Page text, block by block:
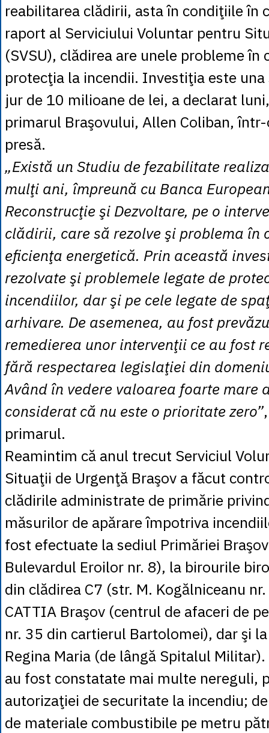
reabilitarea clădirii, asta în condiţiile în
raport al Serviciului Voluntar pentru
(SVSU), clădirea are unele probleme în
protecţia la incendii. Investiţia este
jur de 10 milioane de lei, a declarat
primarul Braşovului, Allen Coliban,
presă.
„Există un Studiu de fezabilitate
mulţi ani, împreună cu Banca
Reconstrucţie şi Dezvoltare, pe o
clădirii, care să rezolve şi problema în
eficienţa energetică. Prin această
rezolvate şi problemele legate de
incendiilor, dar şi pe cele legate de
arhivare. De asemenea, au fost
remedierea unor intervenţii ce au fost
fără respectarea legislaţiei din
Având în vedere valoarea foarte mare
considerat că nu este o prioritate zero”
primarul.
Reamintim că anul trecut Serviciul
Situaţii de Urgenţă Braşov a făcut
clădirile administrate de primărie
măsurilor de apărare împotriva
fost efectuate la sediul Primăriei
Bulevardul Eroilor nr. 8), la birourile
din clădirea C7 (str. M. Kogălniceanu
CATTIA Braşov (centrul de afaceri de
nr. 35 din cartierul Bartolomei), dar şi
Regina Maria (de lângă Spitalul
au fost constatate mai multe nereguli,
autorizaţiei de securitate la incendiu;
de materiale combustibile pe metru